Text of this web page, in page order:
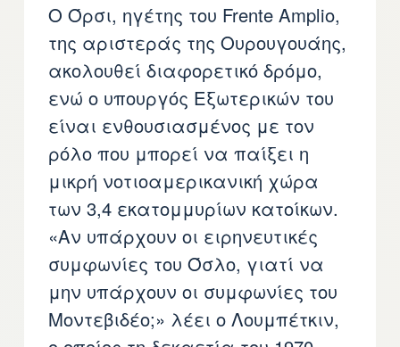
Ο Όρσι, ηγέτης του Frente Amplio,
της αριστεράς της Ουρουγουάης,
ακολουθεί διαφορετικό δρόμο,
ενώ ο υπουργός Εξωτερικών του
είναι ενθουσιασμένος με τον
ρόλο που μπορεί να παίξει η
μικρή νοτιοαμερικανική χώρα
των 3,4 εκατομμυρίων κατοίκων.
«Αν υπάρχουν οι ειρηνευτικές
συμφωνίες του Όσλο, γιατί να
μην υπάρχουν οι συμφωνίες του
Μοντεβιδέο;» λέει ο Λουμπέτκιν,